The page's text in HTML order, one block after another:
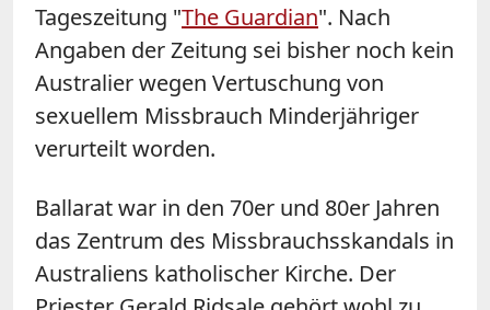
Tageszeitung "The Guardian". Nach
Angaben der Zeitung sei bisher noch kein
Australier wegen Vertuschung von
sexuellem Missbrauch Minderjähriger
verurteilt worden.
Ballarat war in den 70er und 80er Jahren
das Zentrum des Missbrauchsskandals in
Australiens katholischer Kirche. Der